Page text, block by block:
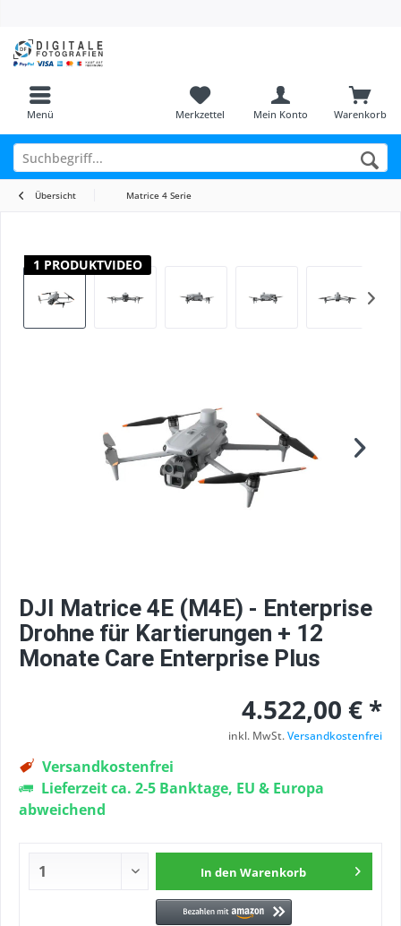
Menü Warenkorb
Merkzettel Mein Konto
Übersicht Matrice 4 Serie
1 PRODUKTVIDEO
DJI Matrice 4E (M4E) - Enterprise
Drohne für Kartierungen + 12
Monate Care Enterprise Plus
4.522,00 € *
inkl. MwSt.Versandkostenfrei
Versandkostenfrei
Lieferzeit ca. 2-5 Banktage, EU & Europa
abweichend
In den Warenkorb